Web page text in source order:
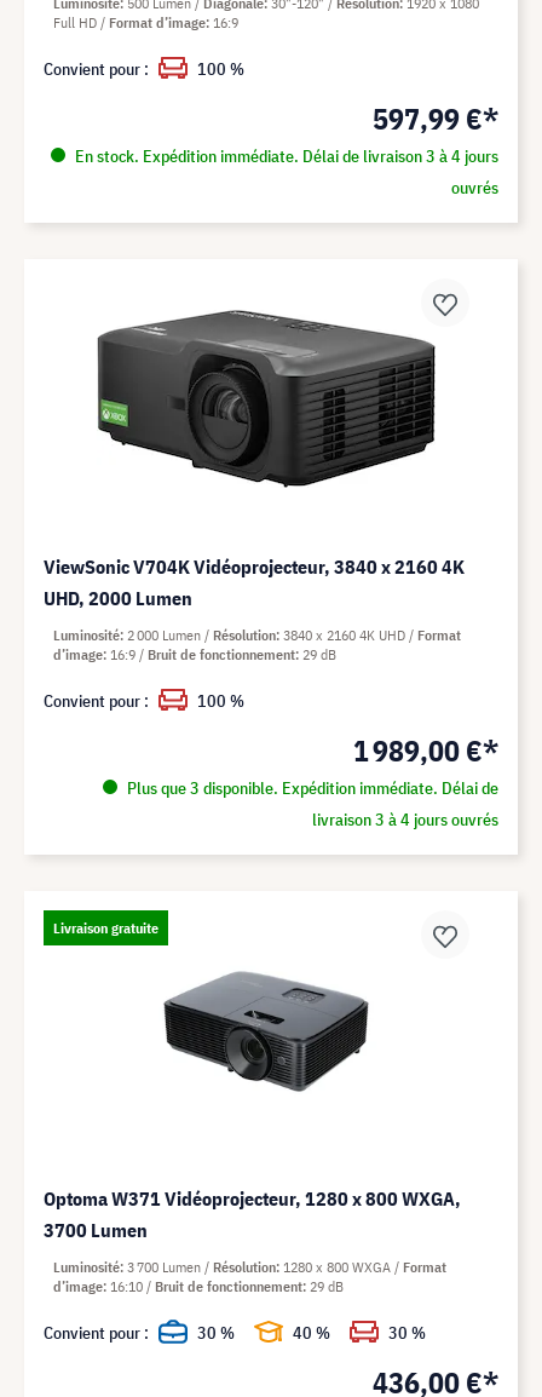
597,99 €*
En stock. Expédition immédiate. Délai de livraison 3 à 4 jours
ouvrés
Full HD
Format d’image 16:9
Convient pour : 100 %
ViewSonic V704K Vidéoprojecteur, 3840 x 2160 4K
UHD, 2000 Lumen
1 989,00 €*
Plus que 3 disponible. Expédition immédiate. Délai de
livraison 3 à 4 jours ouvrés
Luminosité 2 000 Lumen Résolution 3840 x 2160 4K UHD
Format
d’image 16:9 Bruit de fonctionnement 29 dB
Convient pour : 100 %
Livraison gratuite
Optoma W371 Vidéoprojecteur, 1280 x 800 WXGA,
3700 Lumen
436,00 €*
Luminosité 3 700 Lumen Résolution 1280 x 800 WXGA
Format
d’image 16:10 Bruit de fonctionnement 29 dB
Convient pour : 30 % 40 % 30 %